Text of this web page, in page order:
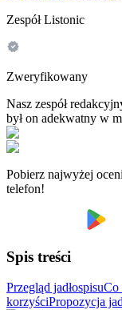
Zespół Listonic
Zweryfikowany
Nasz zespół
był on adekwatny w
Pobierz najwyżej
telefon!
Spis treści
Przegląd jadłospisuCo
korzyściPropozycja